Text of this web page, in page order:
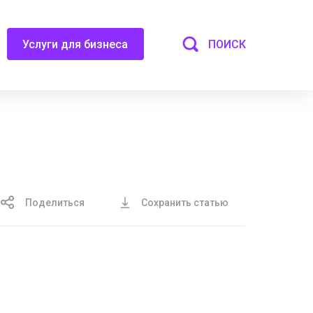
Услуги для бизнеса ПОИСК
Поделиться Сохранить статью